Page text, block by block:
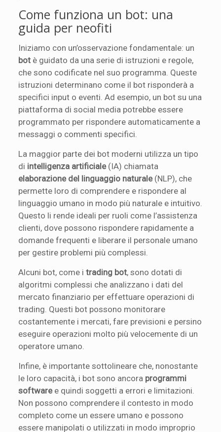
Come funziona un bot: una
guida per neofiti
Iniziamo con un’osservazione fondamentale: un
bot è guidato da una serie di istruzioni e regole,
che sono codificate nel suo programma. Queste
istruzioni determinano come il bot risponderà a
specifici input o eventi. Ad esempio, un bot su una
piattaforma di social media potrebbe essere
programmato per rispondere automaticamente a
messaggi o commenti specifici.
La maggior parte dei bot moderni utilizza un tipo
di intelligenza artificiale(IA) chiamata
elaborazione del linguaggio naturale(NLP), che
permette loro di comprendere e rispondere al
linguaggio umano in modo più naturale e intuitivo.
Questo li rende ideali per ruoli come l’assistenza
clienti, dove possono rispondere rapidamente a
domande frequenti e liberare il personale umano
per gestire problemi più complessi.
Alcuni bot, come itrading bot, sono dotati di
algoritmi complessi che analizzano i dati del
mercato finanziario per effettuare operazioni di
trading. Questi bot possono monitorare
costantemente i mercati, fare previsioni e persino
eseguire operazioni molto più velocemente di un
operatore umano.
Infine, è importante sottolineare che, nonostante
le loro capacità, i bot sono ancora programmi
softwaree quindi soggetti a errori e limitazioni.
Non possono comprendere il contesto in modo
completo come un essere umano e possono
essere manipolati o utilizzati in modo improprio